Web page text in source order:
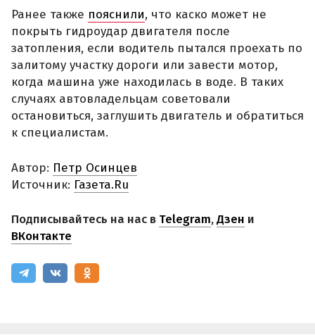
Ранее также пояснили, что каско может не
покрыть гидроудар двигателя после
затопления, если водитель пытался проехать по
залитому участку дороги или завести мотор,
когда машина уже находилась в воде. В таких
случаях автовладельцам советовали
остановиться, заглушить двигатель и обратиться
к специалистам.
Автор: Петр Осинцев
Источник: Газета.Ru
Подписывайтесь на нас в Telegram,Дзен и
ВКонтакте